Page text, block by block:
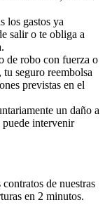
los gastos ya
salir o te obliga a
de robo con fuerza o
seguro reembolsa
previstas en el
un daño a
puede intervenir
de nuestras
en 2 minutos.